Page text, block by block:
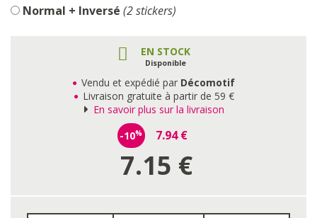
Normal + Inversé (2 stickers)
EN STOCK
Disponible
Vendu et expédié par Décomotif
Livraison gratuite à partir de 59 €
En savoir plus sur la livraison
-10% 7.94 €
7.15 €